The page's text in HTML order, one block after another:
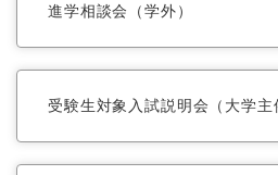
進学相談会（学外）
受験生対象入試説明会（大学主